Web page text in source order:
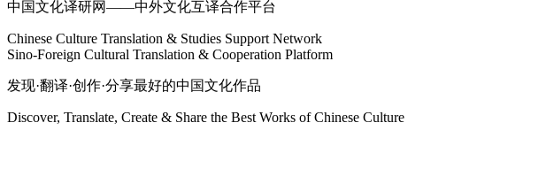
中国文化译研网——中外文化互译合作平台
Chinese Culture Translation & Studies Support Network
Sino-Foreign Cultural Translation & Cooperation Platform
发现·翻译·创作·分享最好的中国文化作品
Discover, Translate, Create & Share the Best Works of Chinese Culture